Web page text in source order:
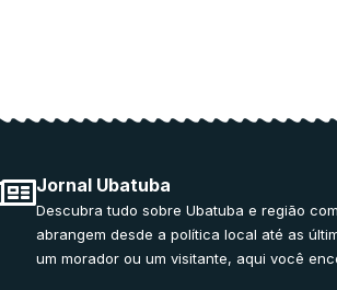
Jornal Ubatuba
Descubra tudo sobre Ubatuba e região
abrangem desde a política local até as
um morador ou um visitante, aqui você